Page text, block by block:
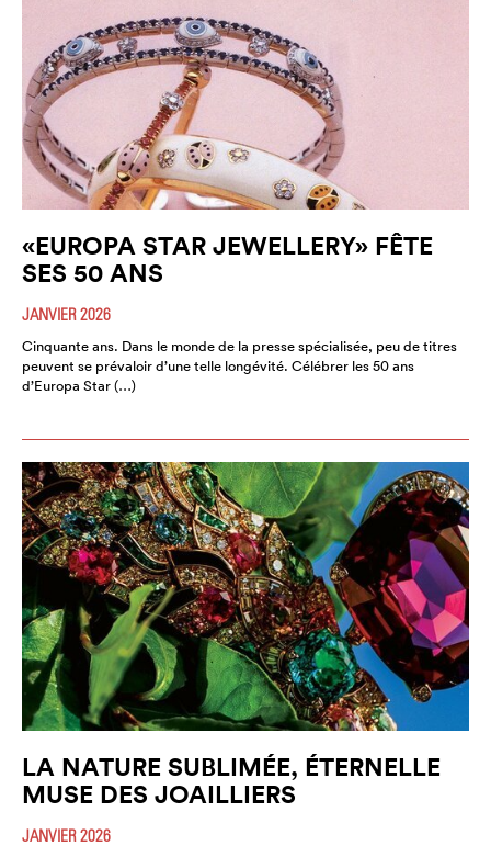
«EUROPA STAR JEWELLERY» FÊTE
SES 50 ANS
JANVIER 2026
Cinquante ans. Dans le monde de la presse spécialisée, peu de titres
peuvent se prévaloir d’une telle longévité. Célébrer les 50 ans
d’Europa Star (…)
LA NATURE SUBLIMÉE, ÉTERNELLE
MUSE DES JOAILLIERS
JANVIER 2026